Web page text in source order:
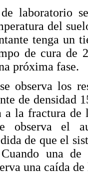
laboratorio
del
tenga un
de cura de
próxima fase.
se observa los
de densidad
a la fractura de
observa el
de que el
una
una caída